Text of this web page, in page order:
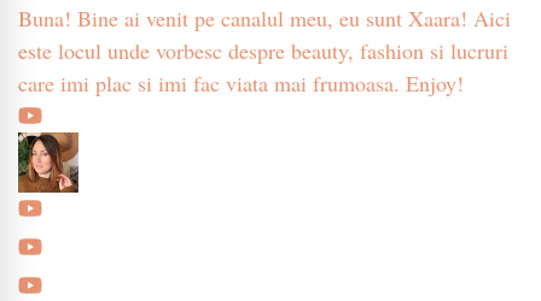
Buna! Bine ai venit pe canalul meu, eu sunt Xaara! Aici
este locul unde vorbesc despre beauty, fashion si lucruri
care imi plac si imi fac viata mai frumoasa. Enjoy!